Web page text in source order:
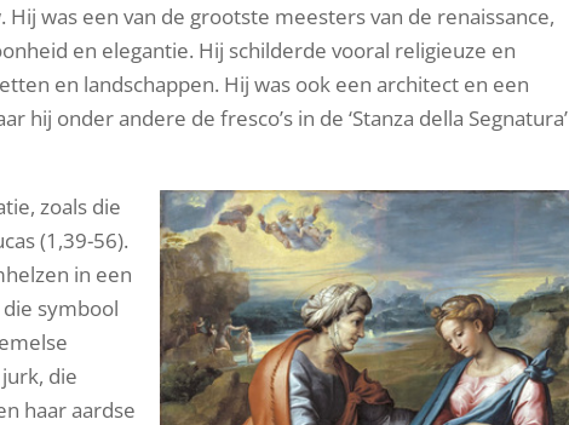
was een van de grootste meesters van de renaissance,
en elegantie. Hij schilderde vooral religieuze en
en landschappen. Hij was ook een architect en een
hij onder andere de fresco’s in de ‘Stanza della Segnatura’
zoals die
(1,39-56).
in een
symbool
die
haar aardse